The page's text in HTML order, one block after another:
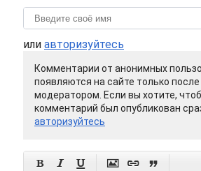
или авторизуйтесь
Комментарии от анонимных
появляются на сайте только
модератором. Если вы хотите,
комментарий был опубликован
авторизуйтесь
     